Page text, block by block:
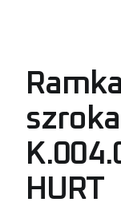
HURT